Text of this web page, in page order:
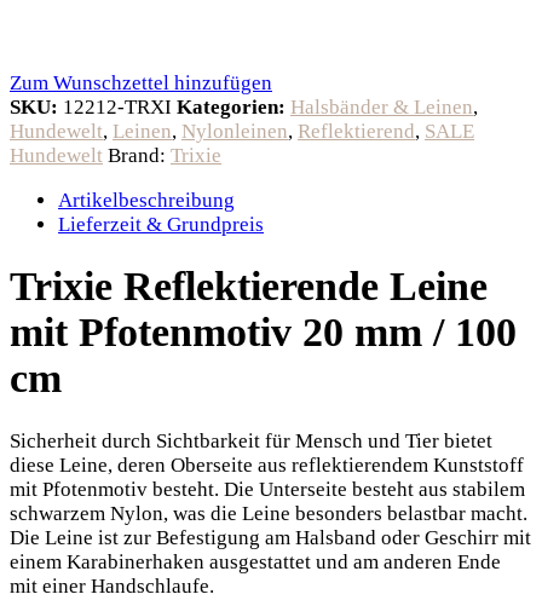
Zum Wunschzettel hinzufügen
SKU: 12212-TRXI Kategorien: Halsbänder & Leinen,
Hundewelt, Leinen, Nylonleinen, Reflektierend, SALE
Hundewelt Brand: Trixie
Artikelbeschreibung
Lieferzeit & Grundpreis
Trixie Reflektierende Leine
mit Pfotenmotiv 20 mm / 100
cm
Sicherheit durch Sichtbarkeit für Mensch und Tier bietet
diese Leine, deren Oberseite aus reflektierendem Kunststoff
mit Pfotenmotiv besteht. Die Unterseite besteht aus stabilem
schwarzem Nylon, was die Leine besonders belastbar macht.
Die Leine ist zur Befestigung am Halsband oder Geschirr mit
einem Karabinerhaken ausgestattet und am anderen Ende
mit einer Handschlaufe.